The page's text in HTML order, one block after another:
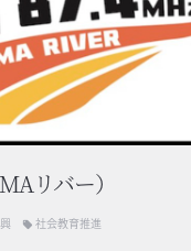
リバー）
local_offer 社会教育推進